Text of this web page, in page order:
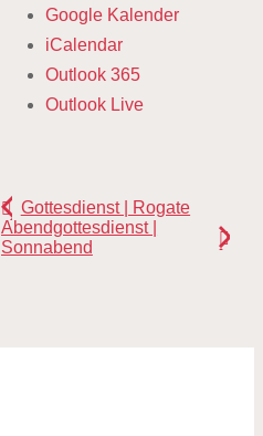
Google Kalender
iCalendar
Outlook 365
Outlook Live
Gottesdienst | Rogate
Abendgottesdienst |
Sonnabend